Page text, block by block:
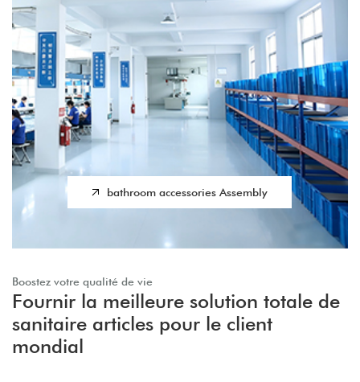
bathroom accessories Assembly
Boostez votre qualité de vie
Fournir la meilleure solution totale de
sanitaire articles pour le client
mondial